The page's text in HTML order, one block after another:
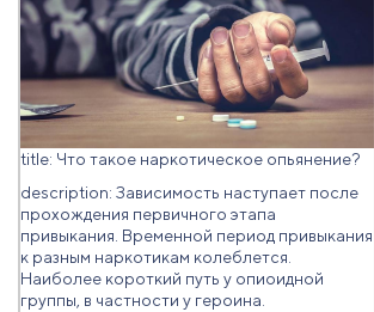
title: Что такое наркотическое опьянение?
description: Зависимость наступает после
прохождения первичного этапа
привыкания. Временной период привыкания
к разным наркотикам колеблется.
Наиболее короткий путь у опиоидной
группы, в частности у героина.